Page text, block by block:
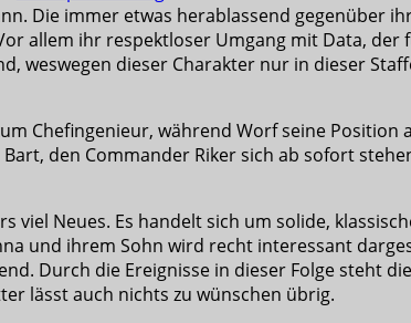
Die immer etwas herablassend gegenüber
allem ihr respektloser Umgang mit Data, der
weswegen dieser Charakter nur in dieser
Chefingenieur, während Worf seine
den Commander Riker sich ab sofort
viel Neues. Es handelt sich um solide,
und ihrem Sohn wird recht interessant
Durch die Ereignisse in dieser Folge steht
lässt auch nichts zu wünschen übrig.